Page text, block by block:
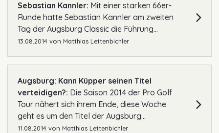
Sebastian Kannler: Mit einer starken 66er-
Runde hatte Sebastian Kannler am zweiten
Tag der Augsburg Classic die Führung...
13.08.2014 von Matthias Lettenbichler
Augsburg: Kann Küpper seinen Titel
verteidigen?: Die Saison 2014 der Pro Golf
Tour nähert sich ihrem Ende, diese Woche
geht es um den Titel der Augsburg...
11.08.2014 von Matthias Lettenbichler